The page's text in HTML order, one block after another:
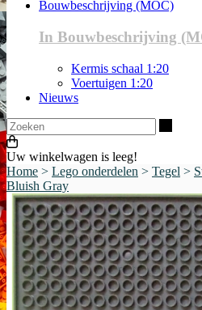
Bouwbeschrijving (MOC)
In Bouwbeschrijving
Kermis schaal 1:20
Voertuigen 1:20
Nieuws
Uw winkelwagen is leeg!
Home > Lego onderdelen > Tegel >
Bluish Gray